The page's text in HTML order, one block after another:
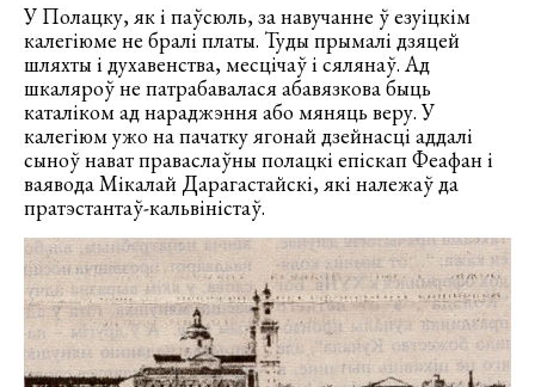
У Полацку, як і паўсюль, за навучанне ў езуіцкім
калегіюме не бралі платы. Туды прымалі дзяцей
шляхты і духавенства, месцічаў і сялянаў. Ад
шкаляроў не патрабавалася абавязкова быць
каталіком ад нараджэння або мяняць веру. У
калегіюм ужо на пачатку ягонай дзейнасці аддалі
сыноў нават праваслаўны полацкі епіскап Феафан і
ваявода Мікалай Дарагастайскі, які належаў да
пратэстантаў-кальвіністаў.